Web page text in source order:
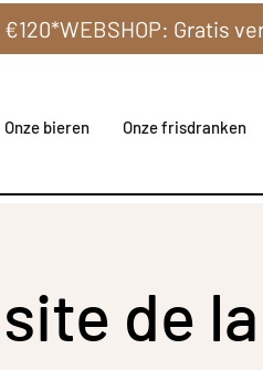
Onze bieren Onze frisdranken
de